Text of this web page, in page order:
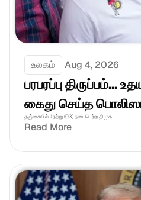
உலகம் Aug 4, 2026
பரபரப்பு திருப்பம்...
கைது செய்த
தஞ்சையில் நேற்று (03) நடைபெற்ற திமுக ....
Read More